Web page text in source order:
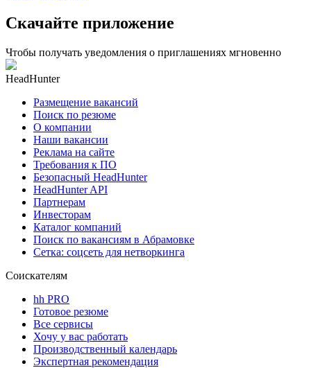
Скачайте приложение
Чтобы получать уведомления о приглашениях мгновенно
HeadHunter
Размещение вакансий
Поиск по резюме
О компании
Наши вакансии
Реклама на сайте
Требования к ПО
Безопасный HeadHunter
HeadHunter API
Партнерам
Инвесторам
Каталог компаний
Поиск по вакансиям в Абрамовке
Сетка: соцсеть для нетворкинга
Соискателям
hh PRO
Готовое резюме
Все сервисы
Хочу у вас работать
Производственный календарь
Экспертная рекомендация